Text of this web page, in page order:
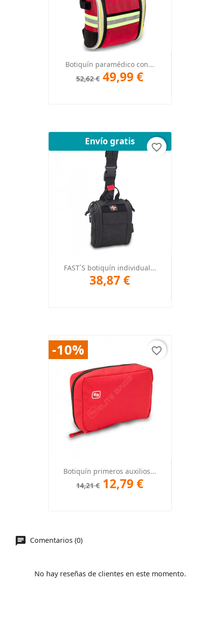
Botiquín paramédico con...
52,62 € 49,99 €
FAST´S botiquín individual...
38,87 €
Envío gratis
favorite_border
Botiquín primeros auxilios...
14,21 € 12,79 €
-10% favorite_border
Comentarios (0)
No hay reseñas de clientes en este momento.